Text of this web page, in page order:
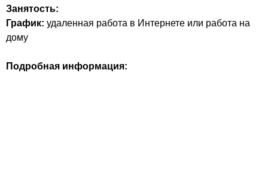
Занятость:
График: удаленная работа в Интернете или работа на
дому
Подробная информация: